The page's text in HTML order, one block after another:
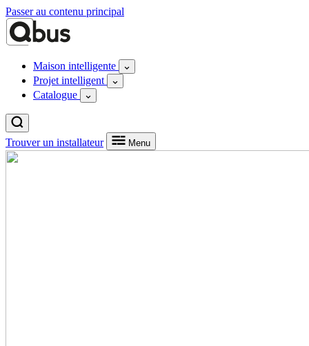
Passer au contenu principal
Maison intelligente
Projet intelligent
Catalogue
Trouver un installateur Menu